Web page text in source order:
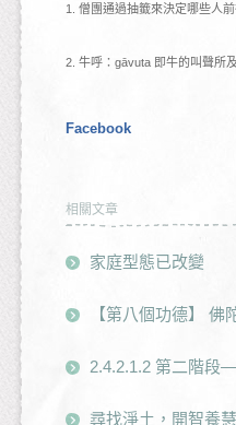
1. 僧團通過抽籤來決定哪些人
2. 牛呼：gāvuta 即牛的叫聲所
Facebook
相關文章
家庭型態已改變
【第八個功德】 佛
2.4.2.1.2 第二階段
尋找淨土，開智養